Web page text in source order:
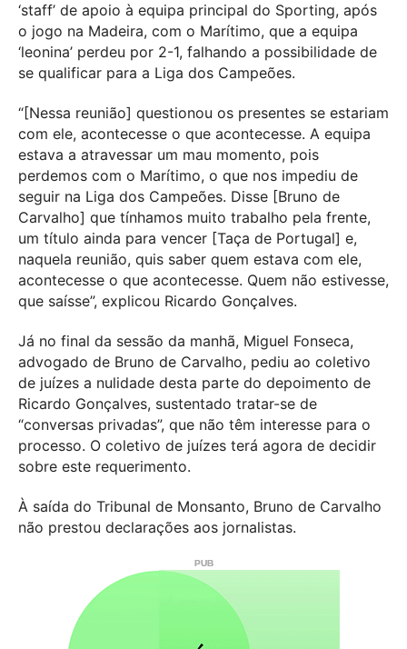
‘staff’ de apoio à equipa principal do Sporting, após
o jogo na Madeira, com o Marítimo, que a equipa
‘leonina’ perdeu por 2-1, falhando a possibilidade de
se qualificar para a Liga dos Campeões.
“[Nessa reunião] questionou os presentes se estariam
com ele, acontecesse o que acontecesse. A equipa
estava a atravessar um mau momento, pois
perdemos com o Marítimo, o que nos impediu de
seguir na Liga dos Campeões. Disse [Bruno de
Carvalho] que tínhamos muito trabalho pela frente,
um título ainda para vencer [Taça de Portugal] e,
naquela reunião, quis saber quem estava com ele,
acontecesse o que acontecesse. Quem não estivesse,
que saísse”, explicou Ricardo Gonçalves.
Já no final da sessão da manhã, Miguel Fonseca,
advogado de Bruno de Carvalho, pediu ao coletivo
de juízes a nulidade desta parte do depoimento de
Ricardo Gonçalves, sustentado tratar-se de
“conversas privadas”, que não têm interesse para o
processo. O coletivo de juízes terá agora de decidir
sobre este requerimento.
À saída do Tribunal de Monsanto, Bruno de Carvalho
não prestou declarações aos jornalistas.